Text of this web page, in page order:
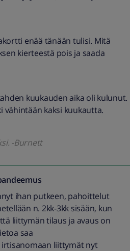
enää tänään tulisi. Mitä
kierteestä pois ja saada
kuukauden aika oli kulunut.
kaksi kuukautta.
-Burnett
ihan putkeen, pahoittelut
n. 2kk-3kk sisään, kun
liittymän tilaus ja avaus on
saa
irtisanomaan liittymät nyt